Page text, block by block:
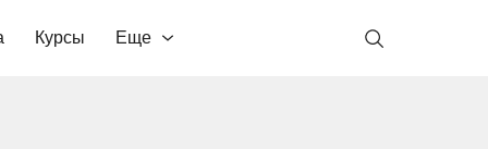
Курсы Еще